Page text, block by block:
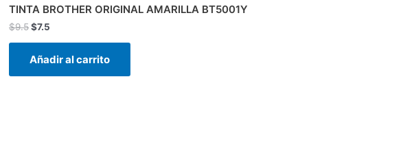
TINTA BROTHER ORIGINAL AMARILLA BT5001Y
$9.5$7.5
Añadir al carrito